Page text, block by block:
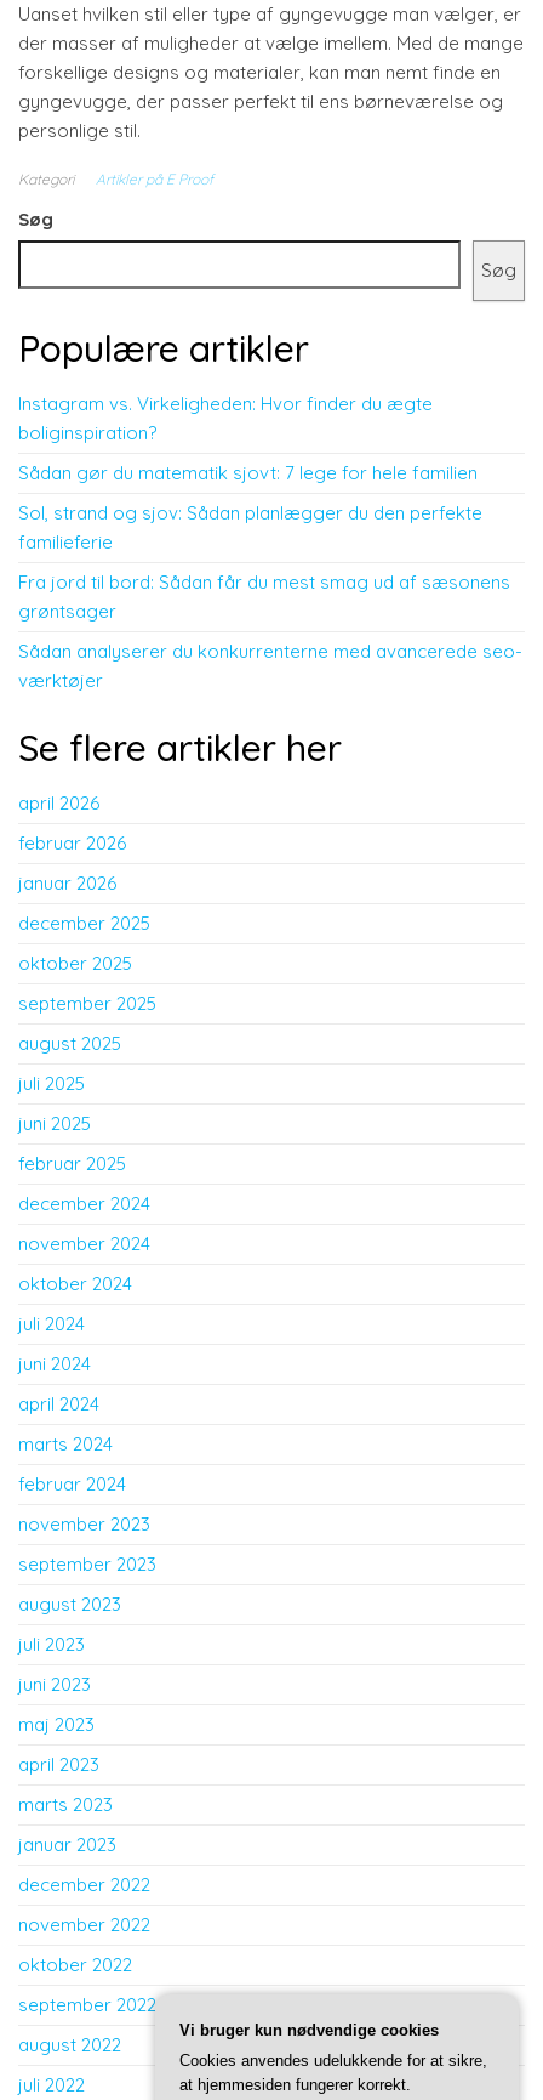
Uanset hvilken stil eller type af gyngevugge man vælger, er
der masser af muligheder at vælge imellem. Med de mange
forskellige designs og materialer, kan man nemt finde en
gyngevugge, der passer perfekt til ens børneværelse og
personlige stil.
Kategori Artikler på E Proof
Søg
Søg
Populære artikler
Instagram vs. Virkeligheden: Hvor finder du ægte
boliginspiration?
Sådan gør du matematik sjovt: 7 lege for hele familien
Sol, strand og sjov: Sådan planlægger du den perfekte
familieferie
Fra jord til bord: Sådan får du mest smag ud af sæsonens
grøntsager
Sådan analyserer du konkurrenterne med avancerede seo-
værktøjer
Se flere artikler her
april 2026
februar 2026
januar 2026
december 2025
oktober 2025
september 2025
august 2025
juli 2025
juni 2025
februar 2025
december 2024
november 2024
oktober 2024
juli 2024
juni 2024
april 2024
marts 2024
februar 2024
november 2023
september 2023
august 2023
juli 2023
juni 2023
maj 2023
april 2023
marts 2023
januar 2023
december 2022
november 2022
oktober 2022
september 2022
august 2022
juli 2022
Vi bruger kun nødvendige cookies
Cookies anvendes udelukkende for at sikre,
at hjemmesiden fungerer korrekt.